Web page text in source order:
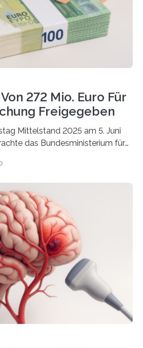
272 Mio. Euro Für
Freigegeben
Mittelstand 2025 am 5. Juni
das Bundesministerium für
in
freigegeben – unter
der
Industrielle
(IGF), Zentrales
Mittelstand (ZIM) und
INNO-KOM. Auf dem
2025 am 5. Juni 2025 in
Bundesministerium für
eine gute Nachricht:
in